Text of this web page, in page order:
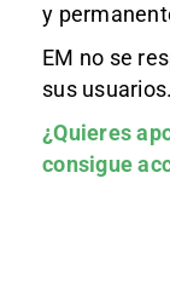
y
EM no se
sus usuarios.
¿Quieres
consigue